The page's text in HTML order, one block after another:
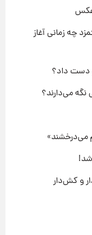
عکس
چه زمانی آغاز
دست داد؟
نگه می‌دارند؟
می‌درخشند»